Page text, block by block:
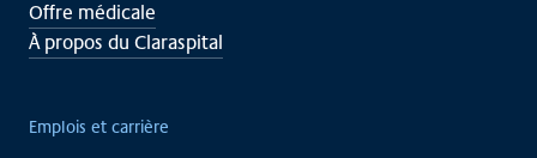
Offre médicale
À propos du Claraspital
Emplois et carrière